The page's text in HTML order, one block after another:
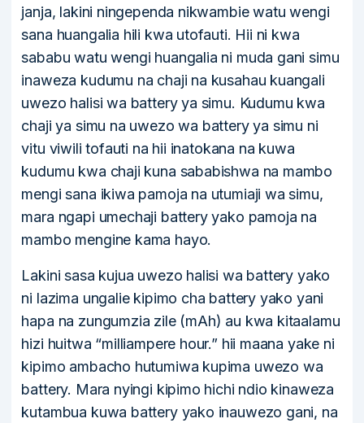
janja, lakini ningependa nikwambie watu wengi
sana huangalia hili kwa utofauti. Hii ni kwa
sababu watu wengi huangalia ni muda gani simu
inaweza kudumu na chaji na kusahau kuangali
uwezo halisi wa battery ya simu. Kudumu kwa
chaji ya simu na uwezo wa battery ya simu ni
vitu viwili tofauti na hii inatokana na kuwa
kudumu kwa chaji kuna sababishwa na mambo
mengi sana ikiwa pamoja na utumiaji wa simu,
mara ngapi umechaji battery yako pamoja na
mambo mengine kama hayo.
Lakini sasa kujua uwezo halisi wa battery yako
ni lazima ungalie kipimo cha battery yako yani
hapa na zungumzia zile (mAh) au kwa kitaalamu
hizi huitwa “milliampere hour.” hii maana yake ni
kipimo ambacho hutumiwa kupima uwezo wa
battery. Mara nyingi kipimo hichi ndio kinaweza
kutambua kuwa battery yako inauwezo gani, na